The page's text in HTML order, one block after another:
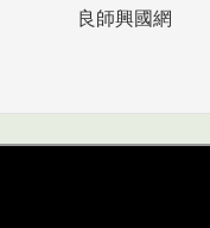
良師興國網